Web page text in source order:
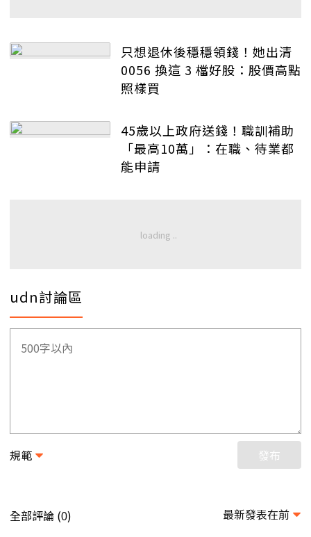
只想退休後穩穩領錢！她出清
0056 換這 3 檔好股：股價高點
照樣買
45歲以上政府送錢！職訓補助
「最高10萬」：在職、待業都
能申請
udn討論區
規範 發布
全部評論 (0) 最新發表在前